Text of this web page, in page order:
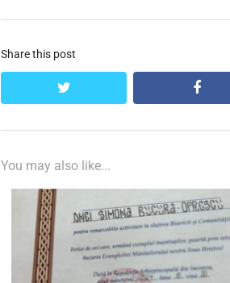
Share this post
twitter
You may also like...